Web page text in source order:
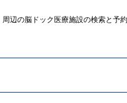
辺の脳ドック医療施設の検索と予約